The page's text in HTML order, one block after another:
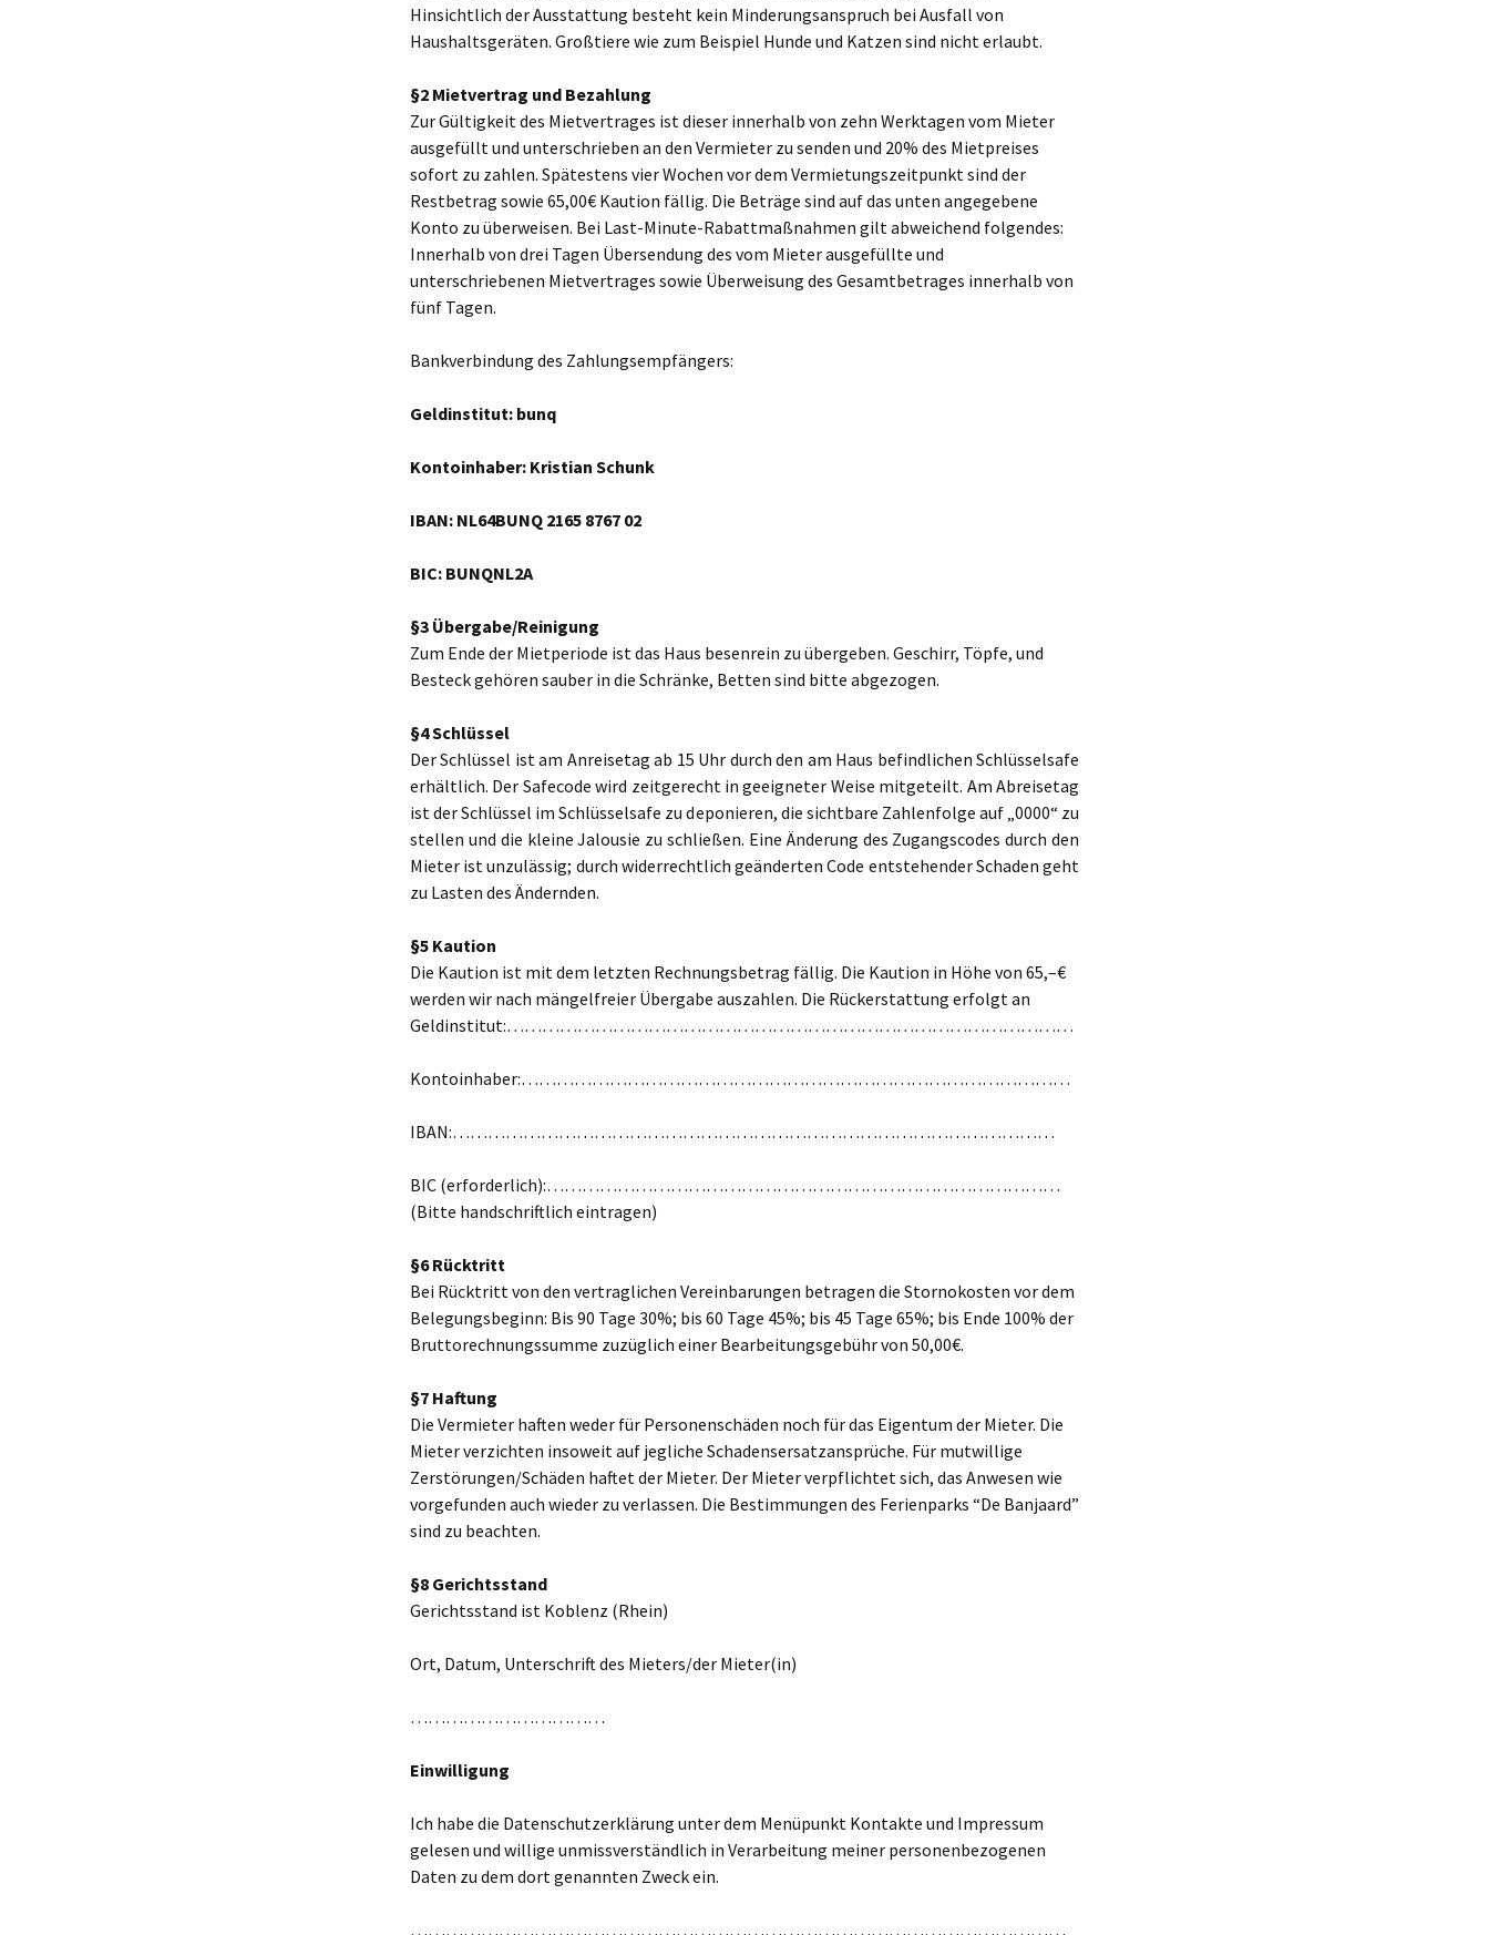
Hinsichtlich der Ausstattung besteht kein Minderungsanspruch bei Ausfall von
Haushaltsgeräten. Großtiere wie zum Beispiel Hunde und Katzen sind nicht erlaubt.
§2 Mietvertrag und Bezahlung
Zur Gültigkeit des Mietvertrages ist dieser innerhalb von zehn Werktagen vom Mieter
ausgefüllt und unterschrieben an den Vermieter zu senden und 20% des Mietpreises
sofort zu zahlen. Spätestens vier Wochen vor dem Vermietungszeitpunkt sind der
Restbetrag sowie 65,00€ Kaution fällig. Die Beträge sind auf das unten angegebene
Konto zu überweisen. Bei Last-Minute-Rabattmaßnahmen gilt abweichend folgendes:
Innerhalb von drei Tagen Übersendung des vom Mieter ausgefüllte und
unterschriebenen Mietvertrages sowie Überweisung des Gesamtbetrages innerhalb von
fünf Tagen.
Bankverbindung des Zahlungsempfängers:
Geldinstitut: bunq
Kontoinhaber: Kristian Schunk
IBAN: NL64BUNQ 2165 8767 02
BIC: BUNQNL2A
§3 Übergabe/Reinigung
Zum Ende der Mietperiode ist das Haus besenrein zu übergeben. Geschirr, Töpfe, und
Besteck gehören sauber in die Schränke, Betten sind bitte abgezogen.
§4 Schlüssel
Der Schlüssel ist am Anreisetag ab 15 Uhr durch den am Haus befindlichen Schlüsselsafe
erhältlich. Der Safecode wird zeitgerecht in geeigneter Weise mitgeteilt. Am Abreisetag
ist der Schlüssel im Schlüsselsafe zu deponieren, die sichtbare Zahlenfolge auf „0000“ zu
stellen und die kleine Jalousie zu schließen. Eine Änderung des Zugangscodes durch den
Mieter ist unzulässig; durch widerrechtlich geänderten Code entstehender Schaden geht
zu Lasten des Ändernden.
§5 Kaution
Die Kaution ist mit dem letzten Rechnungsbetrag fällig. Die Kaution in Höhe von 65,–€
werden wir nach mängelfreier Übergabe auszahlen. Die Rückerstattung erfolgt an
Geldinstitut:……………………………………………………………………………………
Kontoinhaber:…………………………………………………………………………………
IBAN:…………………………………………………………………………………………
BIC (erforderlich):……………………………………………………………………………
(Bitte handschriftlich eintragen)
§6 Rücktritt
Bei Rücktritt von den vertraglichen Vereinbarungen betragen die Stornokosten vor dem
Belegungsbeginn: Bis 90 Tage 30%; bis 60 Tage 45%; bis 45 Tage 65%; bis Ende 100% der
Bruttorechnungssumme zuzüglich einer Bearbeitungsgebühr von 50,00€.
§7 Haftung
Die Vermieter haften weder für Personenschäden noch für das Eigentum der Mieter. Die
Mieter verzichten insoweit auf jegliche Schadensersatzansprüche. Für mutwillige
Zerstörungen/Schäden haftet der Mieter. Der Mieter verpflichtet sich, das Anwesen wie
vorgefunden auch wieder zu verlassen. Die Bestimmungen des Ferienparks “De Banjaard”
sind zu beachten.
§8 Gerichtsstand
Gerichtsstand ist Koblenz (Rhein)
Ort, Datum, Unterschrift des Mieters/der Mieter(in)
……………………………
Einwilligung
Ich habe die Datenschutzerklärung unter dem Menüpunkt Kontakte und Impressum
gelesen und willige unmissverständlich in Verarbeitung meiner personenbezogenen
Daten zu dem dort genannten Zweck ein.
…………………………………………………………………………………………………